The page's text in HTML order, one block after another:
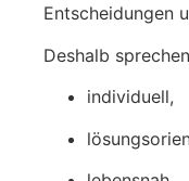
Entscheidungen
Deshalb
individuell,